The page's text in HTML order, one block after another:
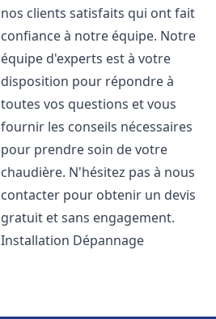
nos clients satisfaits qui ont fait
confiance à notre équipe. Notre
équipe d'experts est à votre
disposition pour répondre à
toutes vos questions et vous
fournir les conseils nécessaires
pour prendre soin de votre
chaudière. N'hésitez pas à nous
contacter pour obtenir un devis
gratuit et sans engagement.
Installation Dépannage